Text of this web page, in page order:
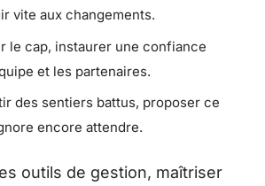
vite aux changements.
le cap, instaurer une confiance
et les partenaires.
des sentiers battus, proposer ce
encore attendre.
outils de gestion, maîtriser